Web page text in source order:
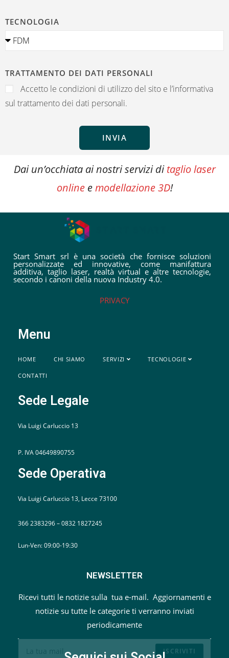
TECNOLOGIA
TRATTAMENTO DEI DATI PERSONALI
Accetto le condizioni di utilizzo del sito e l’informativa
sul trattamento dei dati personali.
INVIA
Dai un’occhiata ai nostri servizi ditaglio laser
onlineemodellazione 3D!
Start Smart srl è una società che fornisce soluzioni
personalizzate ed innovative, come manifattura
additiva, taglio laser, realtà virtual e altre tecnologie,
secondo i canoni della nuova Industry 4.0.
PRIVACY
Menu
HOME CHI SIAMO SERVIZI TECNOLOGIE
CONTATTI
Sede Legale
Via Luigi Carluccio 13
P. IVA 04649890755
Sede Operativa
Via Luigi Carluccio 13, Lecce 73100
366 2383296 – 0832 1827245
Lun-Ven: 09:00-19:30
NEWSLETTER
Ricevi tutti le notizie sulla tua e-mail. Aggiornamenti e
notizie su tutte le categorie ti verranno inviati
periodicamente
ISCRIVITI